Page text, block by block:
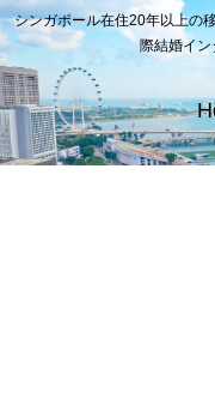
シンガポール在住20年以上の
際結婚イ